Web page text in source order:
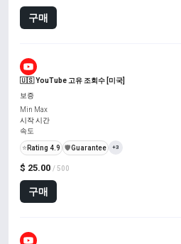
구매
🇺🇸 YouTube 고유 조회수 [미국]
$ 25.00 / 500
구매
보증
Min Max
시작 시간
속도
⭐ Rating 4.9 ️🛡️Guarantee +3